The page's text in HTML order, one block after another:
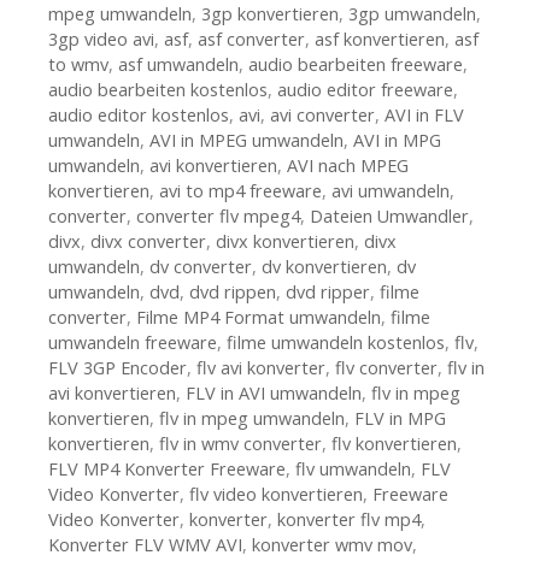
mpeg umwandeln, 3gp konvertieren, 3gp umwandeln,
3gp video avi, asf, asf converter, asf konvertieren, asf
to wmv, asf umwandeln, audio bearbeiten freeware,
audio bearbeiten kostenlos, audio editor freeware,
audio editor kostenlos, avi, avi converter, AVI in FLV
umwandeln, AVI in MPEG umwandeln, AVI in MPG
umwandeln, avi konvertieren, AVI nach MPEG
konvertieren, avi to mp4 freeware, avi umwandeln,
converter, converter flv mpeg4, Dateien Umwandler,
divx, divx converter, divx konvertieren, divx
umwandeln, dv converter, dv konvertieren, dv
umwandeln, dvd, dvd rippen, dvd ripper, filme
converter, Filme MP4 Format umwandeln, filme
umwandeln freeware, filme umwandeln kostenlos, flv,
FLV 3GP Encoder, flv avi konverter, flv converter, flv in
avi konvertieren, FLV in AVI umwandeln, flv in mpeg
konvertieren, flv in mpeg umwandeln, FLV in MPG
konvertieren, flv in wmv converter, flv konvertieren,
FLV MP4 Konverter Freeware, flv umwandeln, FLV
Video Konverter, flv video konvertieren, Freeware
Video Konverter, konverter, konverter flv mp4,
Konverter FLV WMV AVI, konverter wmv mov,